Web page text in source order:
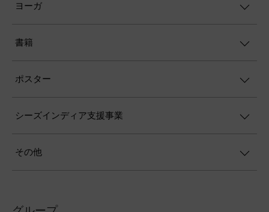
ヨーガ
書籍
ポスター
シーズインディア支援事業
その他